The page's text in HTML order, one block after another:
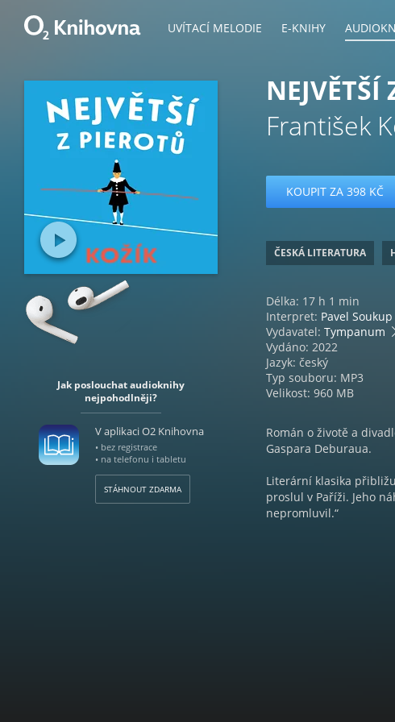
UVÍTACÍ MELODIE E-KNIHY
Jak poslouchat audioknihy
nejpohodlněji?
V aplikaci O2 Knihovna
• bez registrace
• na telefonu i tabletu
STÁHNOUT ZDARMA
NEJVĚTŠÍ
František
KOUPIT ZA 398 KČ
ČESKÁ LITERATURA
Délka: 17 h 1 min
Interpret: Pavel Soukup
Vydavatel: Tympanum
Vydáno: 2022
Jazyk: český
Typ souboru: MP3
Velikost: 960 MB
Román o životě a
Gaspara Deburaua.
Literární klasika
proslul v Paříži. Jeho
nepromluvil.“
Od narození až po